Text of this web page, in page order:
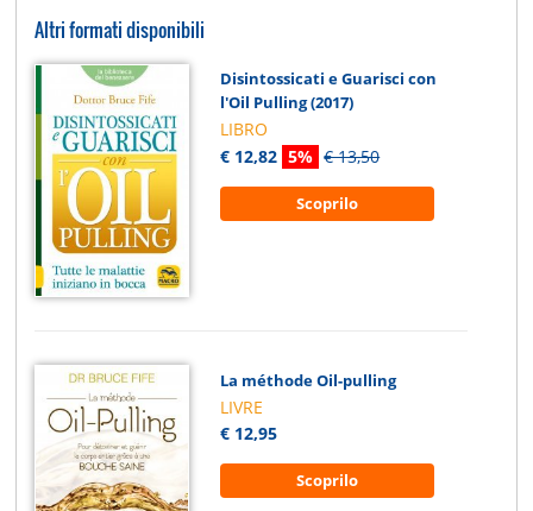
Altri formati disponibili
Disintossicati e Guarisci con
l'Oil Pulling (2017)
LIBRO
€ 12,82 5% € 13,50
Scoprilo
La méthode Oil-pulling
LIVRE
€ 12,95
Scoprilo